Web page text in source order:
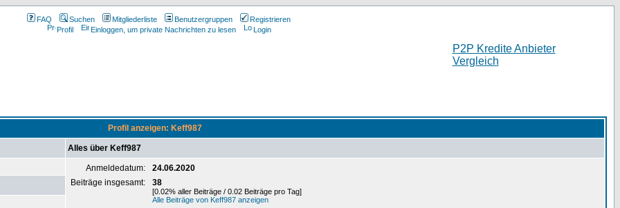
FAQ Suchen Mitgliederliste Benutzergruppen
Registrieren
Profil
Einloggen, um private Nachrichten zu lesen Login
P2P Kredite Anbieter
Vergleich
Profil anzeigen: Keff987
Alles über Keff987
Anmeldedatum:
24.06.2020
Beiträge insgesamt:
38
[0.02% aller Beiträge / 0.02 Beiträge pro Tag]
Alle Beiträge von Keff987 anzeigen